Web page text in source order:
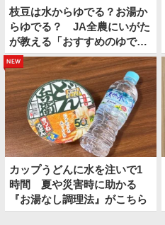
枝豆は水からゆでる？お湯か
らゆでる？ JA全農にいがた
が教える「おすすめのゆで
方」がこちら
new
カップうどんに水を注いで1
時間 夏や災害時に助かる
『お湯なし調理法』がこちら